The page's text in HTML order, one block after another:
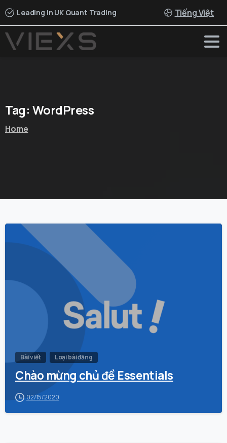
Leading in UK Quant Trading Tiếng Việt
Tag: WordPress
Home
Bài viết Loại bài đăng
Chào mừng chủ đề Essentials
02/15/2020